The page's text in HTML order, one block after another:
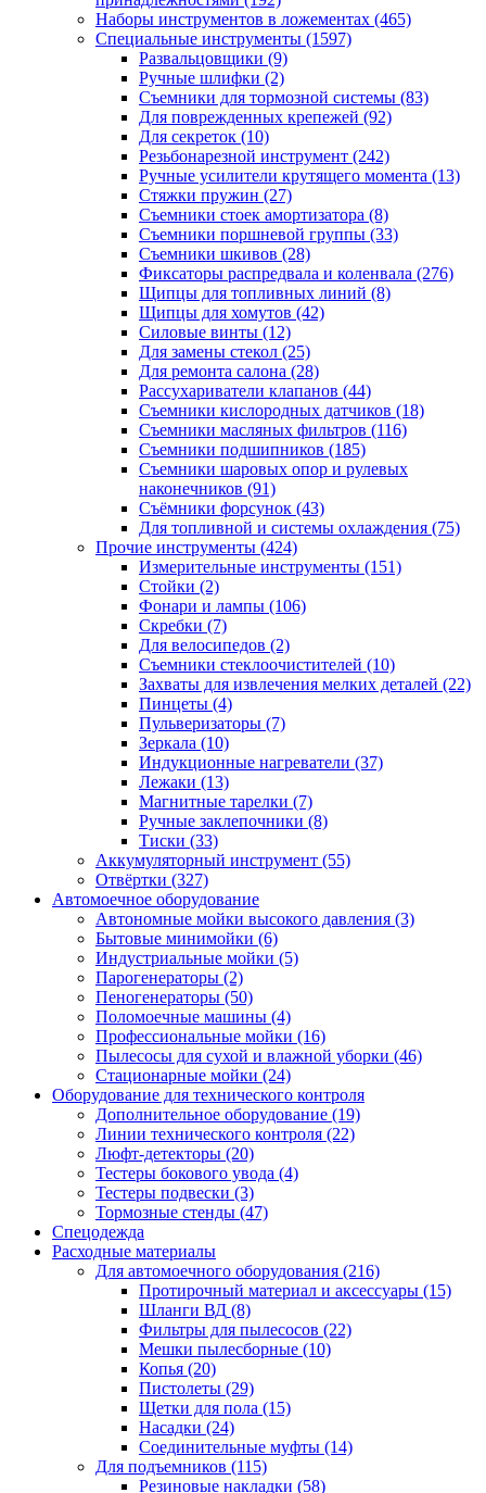
Наборы инструментов в ложементах (465)
Специальные инструменты (1597)
Развальцовщики (9)
Ручные шлифки (2)
Съемники для тормозной системы (83)
Для поврежденных крепежей (92)
Для секреток (10)
Резьбонарезной инструмент (242)
Ручные усилители крутящего момента (13)
Стяжки пружин (27)
Съемники стоек амортизатора (8)
Съемники поршневой группы (33)
Съемники шкивов (28)
Фиксаторы распредвала и коленвала (276)
Щипцы для топливных линий (8)
Щипцы для хомутов (42)
Силовые винты (12)
Для замены стекол (25)
Для ремонта салона (28)
Рассухариватели клапанов (44)
Съемники кислородных датчиков (18)
Съемники масляных фильтров (116)
Съемники подшипников (185)
Съемники шаровых опор и рулевых
наконечников (91)
Съёмники форсунок (43)
Для топливной и системы охлаждения (75)
Прочие инструменты (424)
Измерительные инструменты (151)
Стойки (2)
Фонари и лампы (106)
Скребки (7)
Для велосипедов (2)
Съемники стеклоочистителей (10)
Захваты для извлечения мелких деталей (22)
Пинцеты (4)
Пульверизаторы (7)
Зеркала (10)
Индукционные нагреватели (37)
Лежаки (13)
Магнитные тарелки (7)
Ручные заклепочники (8)
Тиски (33)
Аккумуляторный инструмент (55)
Отвёртки (327)
Автомоечное оборудование
Автономные мойки высокого давления (3)
Бытовые минимойки (6)
Индустриальные мойки (5)
Парогенераторы (2)
Пеногенераторы (50)
Поломоечные машины (4)
Профессиональные мойки (16)
Пылесосы для сухой и влажной уборки (46)
Стационарные мойки (24)
Оборудование для технического контроля
Дополнительное оборудование (19)
Линии технического контроля (22)
Люфт-детекторы (20)
Тестеры бокового увода (4)
Тестеры подвески (3)
Тормозные стенды (47)
Спецодежда
Расходные материалы
Для автомоечного оборудования (216)
Протирочный материал и аксессуары (15)
Шланги ВД (8)
Фильтры для пылесосов (22)
Мешки пылесборные (10)
Копья (20)
Пистолеты (29)
Щетки для пола (15)
Насадки (24)
Соединительные муфты (14)
Для подъемников (115)
Резиновые накладки (58)